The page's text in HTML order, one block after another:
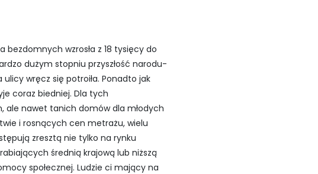
bezdomnych wzrosła z 18 tysięcy do
dużym stopniu przyszłość narodu-
wręcz się potroiła. Ponadto jak
coraz biedniej. Dla tych
ale nawet tanich domów dla młodych
i rosnących cen metrażu, wielu
zresztą nie tylko na rynku
średnią krajową lub niższą
społecznej. Ludzie ci mający na